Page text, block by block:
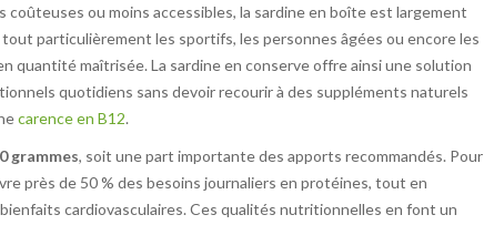
ou moins accessibles, la sardine en boîte est largement
particulièrement les sportifs, les personnes âgées ou encore les
quantité maîtrisée. La sardine en conserve offre ainsi une solution
quotidiens sans devoir recourir à des suppléments naturels
carence en B12.
grammes, soit une part importante des apports recommandés. Pour
près de 50 % des besoins journaliers en protéines, tout en
cardiovasculaires. Ces qualités nutritionnelles en font un